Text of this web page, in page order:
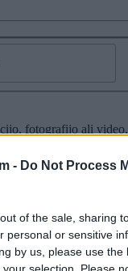
- Do Not Process
of the sale, sharing
personal or sensitive
by us, please use the
fotografijo ali